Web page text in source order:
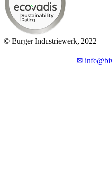
© Burger Industriewerk, 2022
✉